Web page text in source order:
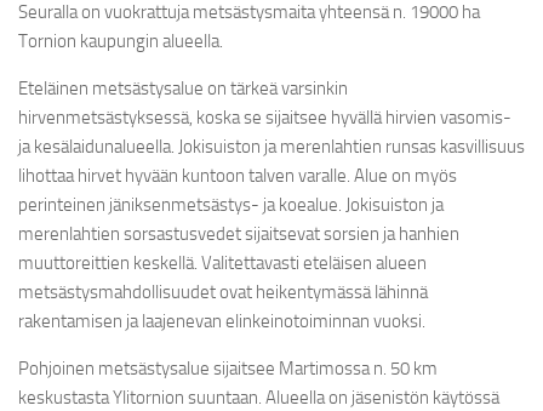
Seuralla on vuokrattuja metsästysmaita yhteensä n. 19000 ha
Tornion kaupungin alueella.
Eteläinen metsästysalue on tärkeä varsinkin
hirvenmetsästyksessä, koska se sijaitsee hyvällä hirvien vasomis-
ja kesälaidunalueella. Jokisuiston ja merenlahtien runsas kasvillisuus
lihottaa hirvet hyvään kuntoon talven varalle. Alue on myös
perinteinen jäniksenmetsästys- ja koealue. Jokisuiston ja
merenlahtien sorsastusvedet sijaitsevat sorsien ja hanhien
muuttoreittien keskellä. Valitettavasti eteläisen alueen
metsästysmahdollisuudet ovat heikentymässä lähinnä
rakentamisen ja laajenevan elinkeinotoiminnan vuoksi.
Pohjoinen metsästysalue sijaitsee Martimossa n. 50 km
keskustasta Ylitornion suuntaan. Alueella on jäsenistön käytössä